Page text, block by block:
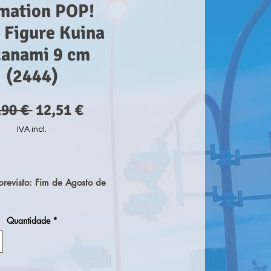
POP!
Kuina
9 cm
(2444)
€ Preço
normal
12,51 €Preço
IVA incl.
Fim de Agosto de
'POP!' vem esta figura
figura tem aprox. 9
vem numa embalagem de
Quantidade *